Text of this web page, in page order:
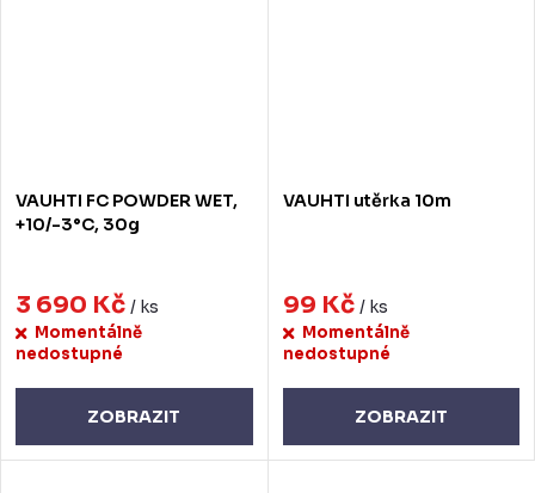
VAUHTI FC POWDER WET,
+10/-3°C, 30g
3 690 Kč / ks
Momentálně
nedostupné
ZOBRAZIT
VAUHTI utěrka 10m
99 Kč / ks
Momentálně
nedostupné
ZOBRAZIT